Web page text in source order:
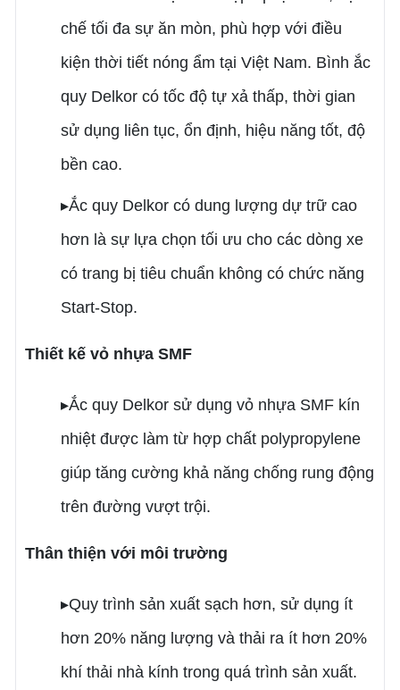
chế tối đa sự ăn mòn, phù hợp với điều
kiện thời tiết nóng ẩm tại Việt Nam. Bình ắc
quy Delkor có tốc độ tự xả thấp, thời gian
sử dụng liên tục, ổn định, hiệu năng tốt, độ
bền cao.
▸Ắc quy Delkor có dung lượng dự trữ cao
hơn là sự lựa chọn tối ưu cho các dòng xe
có trang bị tiêu chuẩn không có chức năng
Start-Stop.
Thiết kế vỏ nhựa SMF
▸Ắc quy Delkor sử dụng vỏ nhựa SMF kín
nhiệt được làm từ hợp chất polypropylene
giúp tăng cường khả năng chống rung động
trên đường vượt trội.
Thân thiện với môi trường
▸Quy trình sản xuất sạch hơn, sử dụng ít
hơn 20% năng lượng và thải ra ít hơn 20%
khí thải nhà kính trong quá trình sản xuất.